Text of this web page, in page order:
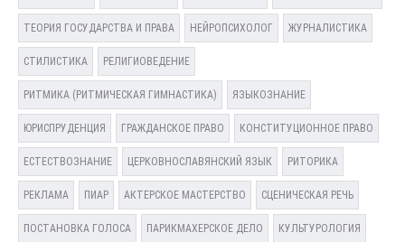
ТЕОРИЯ ГОСУДАРСТВА И ПРАВА НЕЙРОПСИХОЛОГ ЖУРНАЛИСТИКА
СТИЛИСТИКА РЕЛИГИОВЕДЕНИЕ
РИТМИКА (РИТМИЧЕСКАЯ ГИМНАСТИКА) ЯЗЫКОЗНАНИЕ
ЮРИСПРУДЕНЦИЯ ГРАЖДАНСКОЕ ПРАВО КОНСТИТУЦИОННОЕ ПРАВО
ЕСТЕСТВОЗНАНИЕ ЦЕРКОВНОСЛАВЯНСКИЙ ЯЗЫК РИТОРИКА
РЕКЛАМА ПИАР АКТЕРСКОЕ МАСТЕРСТВО СЦЕНИЧЕСКАЯ РЕЧЬ
ПОСТАНОВКА ГОЛОСА ПАРИКМАХЕРСКОЕ ДЕЛО КУЛЬТУРОЛОГИЯ